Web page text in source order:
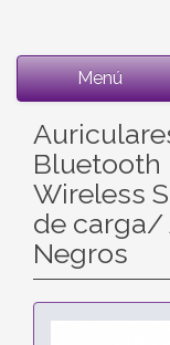
Menú
Bluetooth
Wireless
de
Negros